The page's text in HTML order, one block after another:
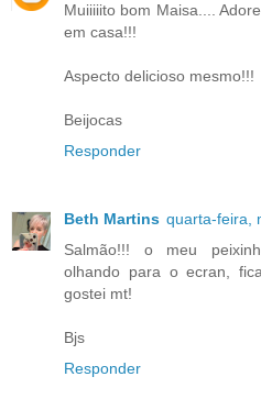
Muiiiiito bom Maisa....
em casa!!!
Aspecto delicioso mesmo!!!
Beijocas
Responder
Beth Martins quarta-feira,
Salmão!!! o meu
olhando para o ecran,
gostei mt!
Bjs
Responder